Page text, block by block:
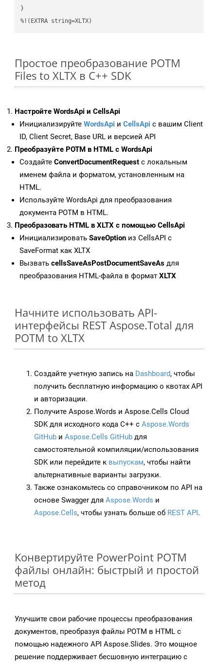
}
%!(EXTRA string=XLTX)
Простое преобразование POTM
Files to XLTX в C++ SDK
Настройте WordsApi и CellsApi
Инициализируйте WordsApi и CellsApi с вашим Client
ID, Client Secret, Base URL и версией API
Преобразуйте POTM в HTML с WordsApi
Создайте ConvertDocumentRequest с локальным
именем файла и форматом, установленным на
HTML.
Используйте WordsApi для преобразования
документа POTM в HTML.
Преобразовать HTML в XLTX с помощью CellsApi
Инициализировать SaveOption из CellsAPI с
SaveFormat как XLTX
Вызвать cellsSaveAsPostDocumentSaveAs для
преобразования HTML-файла в формат XLTX
Начните использовать API-
интерфейсы REST Aspose.Total для
POTM to XLTX
Создайте учетную запись на Dashboard, чтобы
получить бесплатную информацию о квотах API
и авторизации.
Получите Aspose.Words и Aspose.Cells Cloud
SDK для исходного кода C++ с Aspose.Words
GitHub и Aspose.Cells GitHub для
самостоятельной компиляции/использования
SDK или перейдите к выпускам, чтобы найти
альтернативные варианты загрузки.
Также ознакомьтесь со справочником по API на
основе Swagger для Aspose.Words и
Aspose.Cells, чтобы узнать больше об REST API.
Конвертируйте PowerPoint POTM
файлы онлайн: быстрый и простой
метод
Улучшите свои рабочие процессы преобразования
документов, преобразуя файлы POTM в HTML с
помощью надежного API Aspose.Slides. Это мощное
решение поддерживает бесшовную интеграцию с